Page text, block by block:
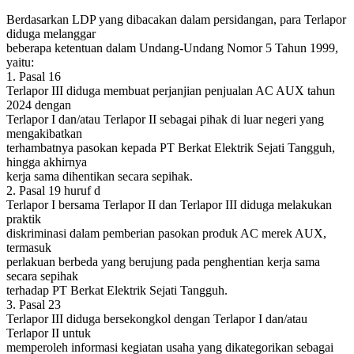
Berdasarkan LDP yang dibacakan dalam persidangan, para Terlapor
diduga melanggar
beberapa ketentuan dalam Undang-Undang Nomor 5 Tahun 1999,
yaitu:
1. Pasal 16
Terlapor III diduga membuat perjanjian penjualan AC AUX tahun
2024 dengan
Terlapor I dan/atau Terlapor II sebagai pihak di luar negeri yang
mengakibatkan
terhambatnya pasokan kepada PT Berkat Elektrik Sejati Tangguh,
hingga akhirnya
kerja sama dihentikan secara sepihak.
2. Pasal 19 huruf d
Terlapor I bersama Terlapor II dan Terlapor III diduga melakukan
praktik
diskriminasi dalam pemberian pasokan produk AC merek AUX,
termasuk
perlakuan berbeda yang berujung pada penghentian kerja sama
secara sepihak
terhadap PT Berkat Elektrik Sejati Tangguh.
3. Pasal 23
Terlapor III diduga bersekongkol dengan Terlapor I dan/atau
Terlapor II untuk
memperoleh informasi kegiatan usaha yang dikategorikan sebagai